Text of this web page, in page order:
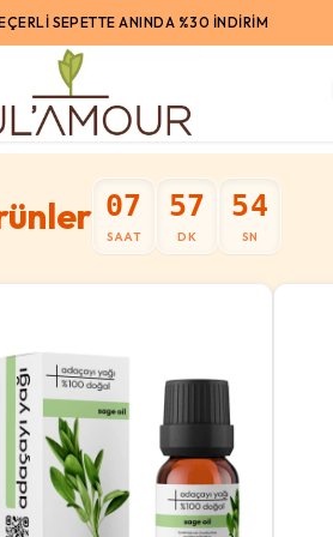
SEPETTE ANINDA %30 İNDİRİM
07
SAAT
57
DK
52
SN